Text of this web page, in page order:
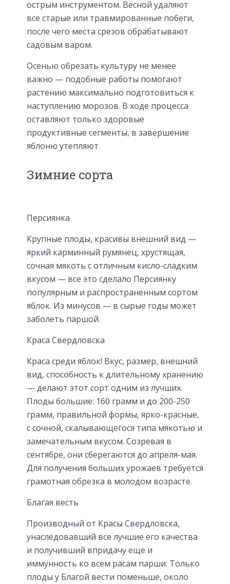
острым инструментом. Весной удаляют
все старые или травмированные побеги,
после чего места срезов обрабатывают
садовым варом.
Осенью обрезать культуру не менее
важно — подобные работы помогают
растению максимально подготовиться к
наступлению морозов. В ходе процесса
оставляют только здоровые
продуктивные сегменты, в завершение
яблоню утепляют
Зимние сорта
​Персиянка
Крупные плоды, красивы внешний вид —
яркий карминный румянец, хрустящая,
сочная мякоть с отличным кисло-сладким
вкусом — все это сделало Персиянку
популярным и распространенным сортом
яблок. Из минусов — в сырые годы может
заболеть паршой.
Краса Свердловска
Краса среди яблок! Вкус, размер, внешний
вид, способность к длительному хранению
— делают этот сорт одним из лучших.
Плоды большие: 160 грамм и до 200-250
грамм, правильной формы, ярко-красные,
с сочной, скалывающегося типа мякотью и
замечательным вкусом. Созревая в
сентябре, они сберегаются до апреля-мая.
Для получения больших урожаев требуется
грамотная обрезка в молодом возрасте.
Благая весть
Производный от Красы Свердловска,
унаследовавший все лучшие его качества
и получивший впридачу еще и
иммунность ко всем расам парши. Только
плоды у Благой вести поменьше, около